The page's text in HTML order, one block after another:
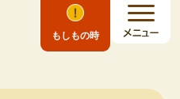
もしもの時